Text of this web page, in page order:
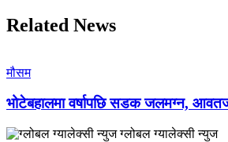
Related News
मौसम
भोटेबहालमा वर्षापछि सडक जलमग्न,
ग्लोबल ग्यालेक्सी न्युज